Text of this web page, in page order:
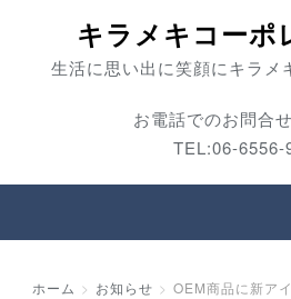
キラメキコー
生活に思い出に笑顔にキラメ
お電話でのお問合
TEL:06-6556-
ホーム お知らせ OEM商品に新ア